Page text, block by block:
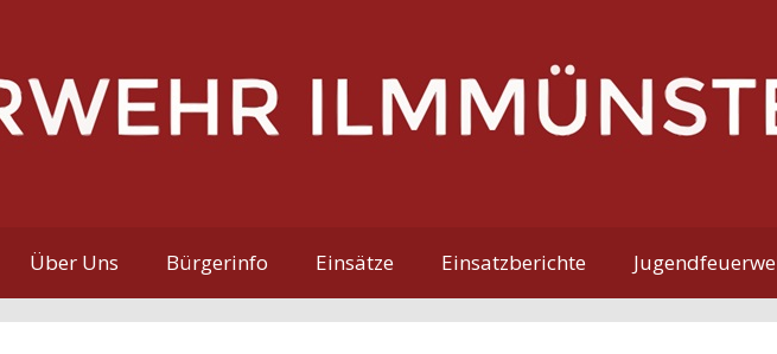
Über Uns Bürgerinfo Einsätze Einsatzberichte